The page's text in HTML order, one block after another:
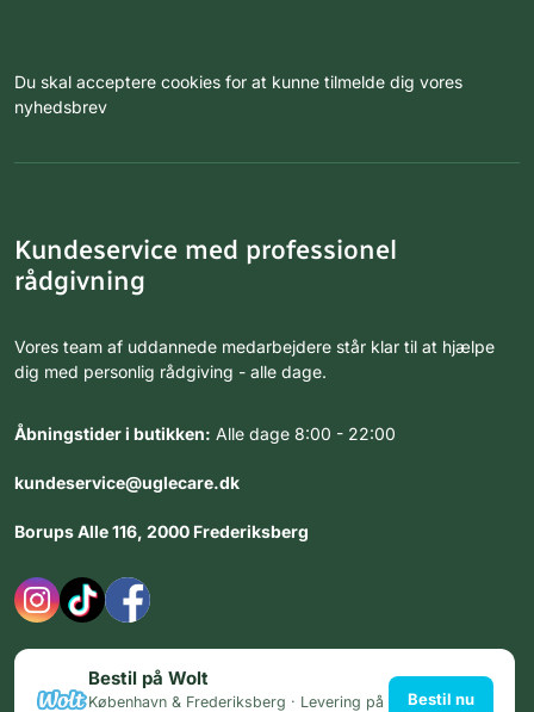
Du skal acceptere cookies for at kunne tilmelde dig vores
nyhedsbrev
Kundeservice med professionel
rådgivning
Vores team af uddannede medarbejdere står klar til at hjælpe
dig med personlig rådgiving - alle dage.
Åbningstider i butikken: Alle dage 8:00 - 22:00
kundeservice@uglecare.dk
Borups Alle 116, 2000 Frederiksberg
Bestil på Wolt
København & Frederiksberg · Levering på
Bestil nu